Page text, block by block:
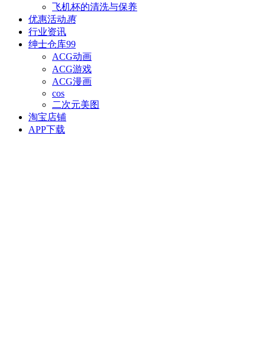
飞机杯的清洗与保养
优惠活动惠
行业资讯
绅士仓库99
ACG动画
ACG游戏
ACG漫画
cos
二次元美图
淘宝店铺
APP下载